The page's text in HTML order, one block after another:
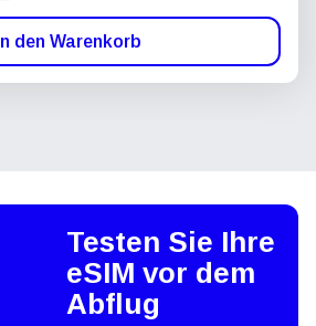
In den Warenkorb
Testen Sie Ihre
eSIM vor dem
Abflug